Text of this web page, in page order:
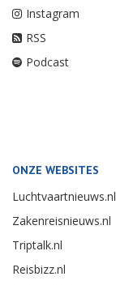
Instagram
RSS
Podcast
ONZE WEBSITES
Luchtvaartnieuws.nl
Zakenreisnieuws.nl
Triptalk.nl
Reisbizz.nl